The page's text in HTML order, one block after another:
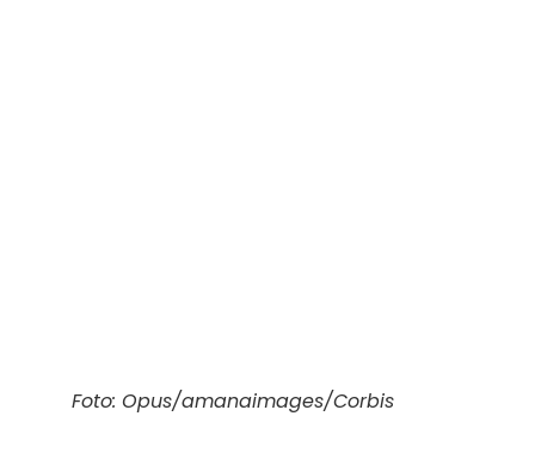
Foto: Opus/amanaimages/Corbis